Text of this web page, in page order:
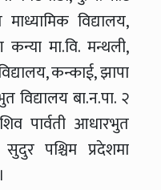
विद्यालय,
मा.वि. मन्थली,
कन्काई, झापा
विद्यालय बा.न.पा. २
पार्वती आधारभुत
पश्चिम प्रदेशमा